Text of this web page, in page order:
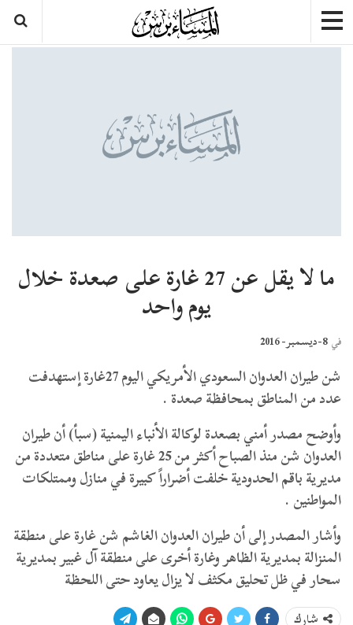
ما لا يقل عن 27 غارة على صعدة خلال
يوم واحد
في 8-ديسمبر- 2016
شن طيران العدوان السعودي الأمريكي اليوم 27غارة إستهدفت
عدد من المناطق بمحافظة صعدة .
وأوضح مصدر أمني بصعدة لوكالة الأنباء اليمنية (سبأ) أن طيران
العدوان شن منذ الصباح أكثر من 25 غارة على مناطق متعددة من
مديرية باقم الحدودية خلفت أضراراً كبيرة في منازل وممتلكات
المواطنين .
وأشار المصدر إلى أن طيران العدوان الغاشم شن غارة على منطقة
المنزالة بمديرية الظاهر وغارة أخرى على منطقة آل غبير بمديرية
سحار في ظل تحليق مكثف لا يزال يعاود حتى اللحظة
شارك